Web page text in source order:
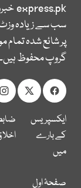
express.pk
سب سے زیادہ
پر شائع شدہ
گروپ محفوظ ہیں۔
ایکسپریس
کے بارے
میں
صفحۂ اول